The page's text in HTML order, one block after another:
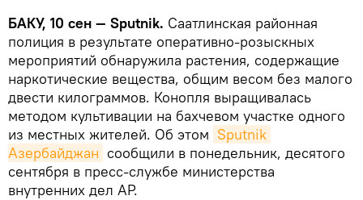
БАКУ, 10 сен — Sputnik. Саатлинская районная
полиция в результате оперативно-розыскных
мероприятий обнаружила растения, содержащие
наркотические вещества, общим весом без малого
двести килограммов. Конопля выращивалась
методом культивации на бахчевом участке одного
из местных жителей. Об этом Sputnik
Азербайджан сообщили в понедельник, десятого
сентября в пресс-службе министерства
внутренних дел АР.